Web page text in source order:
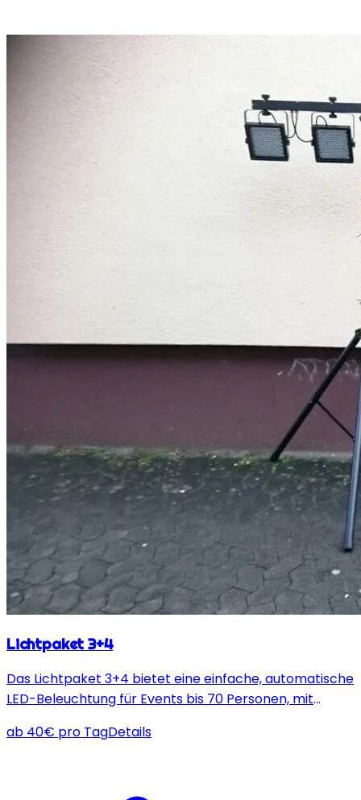
Lichtpaket 3+4
Das Lichtpaket 3+4 bietet eine einfache, automatische
LED-Beleuchtung für Events bis 70 Personen, mit
ab 40€ pro TagDetails